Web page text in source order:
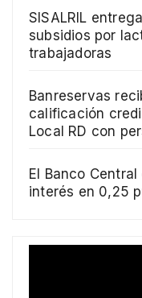
SISALRIL
subsidios por
trabajadoras
Banreservas
calificación
Local RD con
El Banco
interés en 0,25